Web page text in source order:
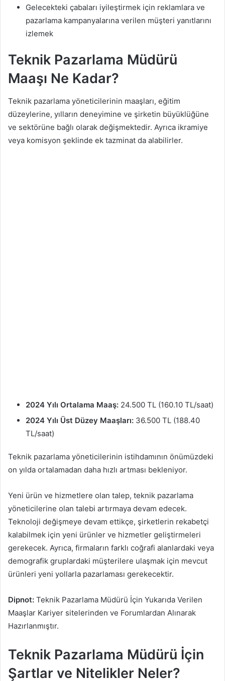
Gelecekteki çabaları iyileştirmek için reklamlara ve
pazarlama kampanyalarına verilen müşteri yanıtlarını
izlemek
Teknik Pazarlama Müdürü
Maaşı Ne Kadar?
Teknik pazarlama yöneticilerinin maaşları, eğitim
düzeylerine, yılların deneyimine ve şirketin büyüklüğüne
ve sektörüne bağlı olarak değişmektedir. Ayrıca ikramiye
veya komisyon şeklinde ek tazminat da alabilirler.
2024 Yılı Ortalama Maaş: 24.500 TL (160.10 TL/saat)
2024 Yılı Üst Düzey Maaşları: 36.500 TL (188.40
TL/saat)
Teknik pazarlama yöneticilerinin istihdamının önümüzdeki
on yılda ortalamadan daha hızlı artması bekleniyor.
Yeni ürün ve hizmetlere olan talep, teknik pazarlama
yöneticilerine olan talebi artırmaya devam edecek.
Teknoloji değişmeye devam ettikçe, şirketlerin rekabetçi
kalabilmek için yeni ürünler ve hizmetler geliştirmeleri
gerekecek. Ayrıca, firmaların farklı coğrafi alanlardaki veya
demografik gruplardaki müşterilere ulaşmak için mevcut
ürünleri yeni yollarla pazarlaması gerekecektir.
Dipnot: Teknik Pazarlama Müdürü İçin Yukarıda Verilen
Maaşlar Kariyer sitelerinden ve Forumlardan Alınarak
Hazırlanmıştır.
Teknik Pazarlama Müdürü İçin
Şartlar ve Nitelikler Neler?